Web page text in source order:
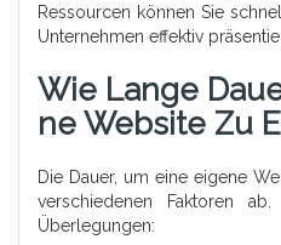
Ressourcen können Sie
Unternehmen effektiv
Wie Lange
Ne Website Zu
Die Dauer, um eine eigene
verschiedenen Faktoren
Überlegungen: